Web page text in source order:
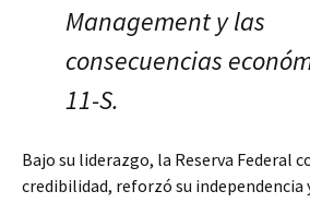
Management y las
consecuencias
11-S.
Bajo su liderazgo, la Reserva Federal
credibilidad, reforzó su independencia